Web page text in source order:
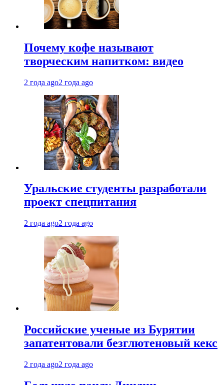
Почему кофе называют
творческим напитком: видео
2 года ago2 года ago
Уральские студенты разработали
проект спецпитания
2 года ago2 года ago
Российские ученые из Бурятии
запатентовали безглютеновый кекс
2 года ago2 года ago